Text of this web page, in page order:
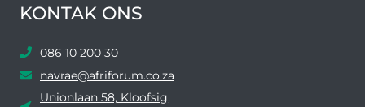
KONTAK ONS
086 10 200 30
navrae@afriforum.co.za
Unionlaan 58, Kloofsig,